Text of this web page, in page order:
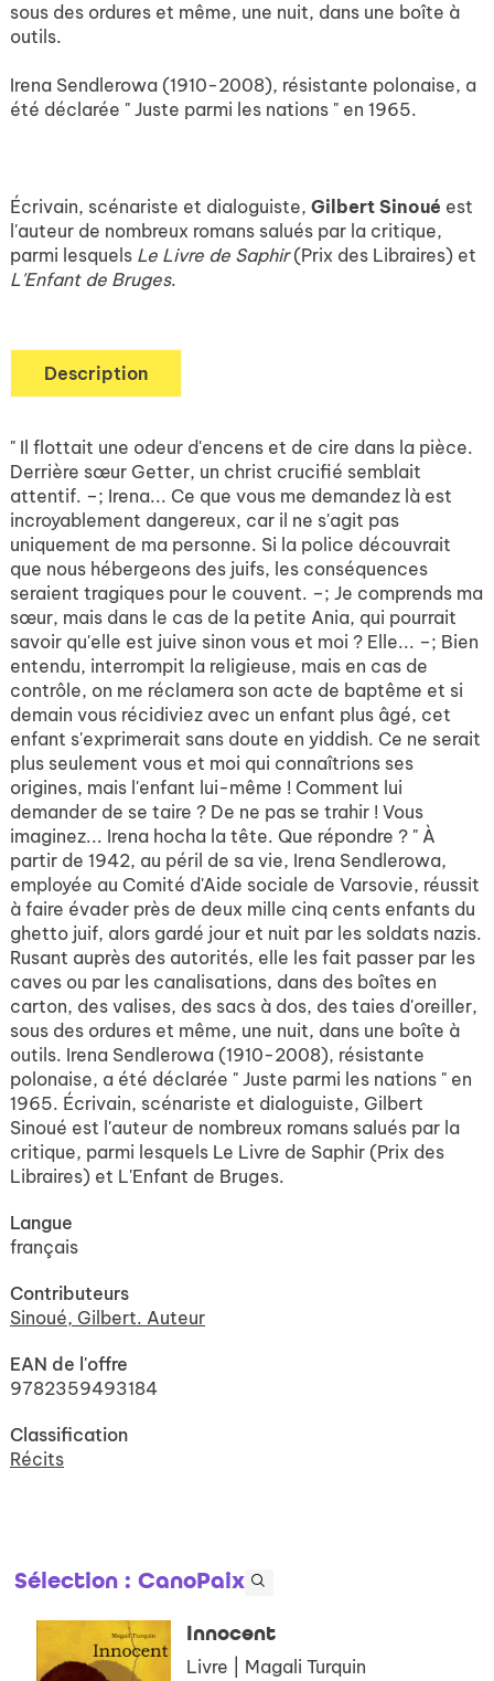
sous des ordures et même, une nuit, dans une boîte à
outils.
Irena Sendlerowa (1910-2008), résistante polonaise, a
été déclarée " Juste parmi les nations " en 1965.
Écrivain, scénariste et dialoguiste, Gilbert Sinoué est
l'auteur de nombreux romans salués par la critique,
parmi lesquels Le Livre de Saphir(Prix des Libraires) et
L'Enfant de Bruges.
Description
" Il flottait une odeur d'encens et de cire dans la pièce.
Derrière sœur Getter, un christ crucifié semblait
attentif. –; Irena... Ce que vous me demandez là est
incroyablement dangereux, car il ne s'agit pas
uniquement de ma personne. Si la police découvrait
que nous hébergeons des juifs, les conséquences
seraient tragiques pour le couvent. –; Je comprends ma
sœur, mais dans le cas de la petite Ania, qui pourrait
savoir qu'elle est juive sinon vous et moi ? Elle... –; Bien
entendu, interrompit la religieuse, mais en cas de
contrôle, on me réclamera son acte de baptême et si
demain vous récidiviez avec un enfant plus âgé, cet
enfant s'exprimerait sans doute en yiddish. Ce ne serait
plus seulement vous et moi qui connaîtrions ses
origines, mais l'enfant lui-même ! Comment lui
demander de se taire ? De ne pas se trahir ! Vous
imaginez... Irena hocha la tête. Que répondre ? " À
partir de 1942, au péril de sa vie, Irena Sendlerowa,
employée au Comité d'Aide sociale de Varsovie, réussit
à faire évader près de deux mille cinq cents enfants du
ghetto juif, alors gardé jour et nuit par les soldats nazis.
Rusant auprès des autorités, elle les fait passer par les
caves ou par les canalisations, dans des boîtes en
carton, des valises, des sacs à dos, des taies d'oreiller,
sous des ordures et même, une nuit, dans une boîte à
outils. Irena Sendlerowa (1910-2008), résistante
polonaise, a été déclarée " Juste parmi les nations " en
1965. Écrivain, scénariste et dialoguiste, Gilbert
Sinoué est l'auteur de nombreux romans salués par la
critique, parmi lesquels Le Livre de Saphir (Prix des
Libraires) et L'Enfant de Bruges.
Langue
français
Contributeurs
Sinoué, Gilbert. Auteur
EAN de l'offre
9782359493184
Classification
Récits
Sélection : CanoPaix
Innocent
Livre | Magali Turquin